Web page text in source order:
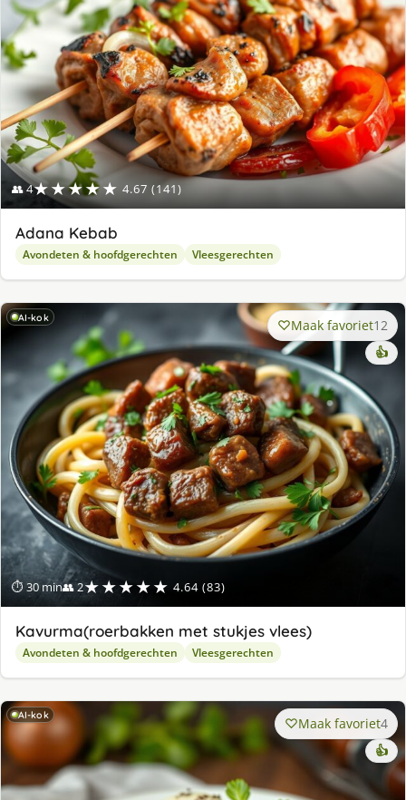
👥 4★★★★★ 4.67 (141)
Adana Kebab
Avondeten & hoofdgerechten Vleesgerechten
AI-kok
⏱ 30 min👥 2★★★★★ 4.64 (83)
Maak favoriet12
👍
Kavurma(roerbakken met stukjes vlees)
Avondeten & hoofdgerechten Vleesgerechten
AI-kok Maak favoriet4
👍